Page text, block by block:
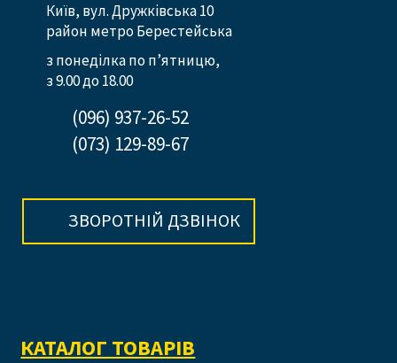
Київ, вул. Дружківська 10
район метро Берестейська
з понеділка по п’ятницю,
з 9.00 до 18.00
(096) 937-26-52
(073) 129-89-67
ЗВОРОТНІЙ ДЗВІНОК
КАТАЛОГ ТОВАРІВ